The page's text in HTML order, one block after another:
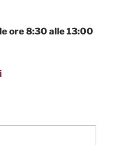
ore 8:30 alle 13:00